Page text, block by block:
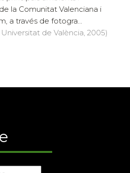
la Comunitat Valenciana i
a través de fotogra...
de València, 2005)